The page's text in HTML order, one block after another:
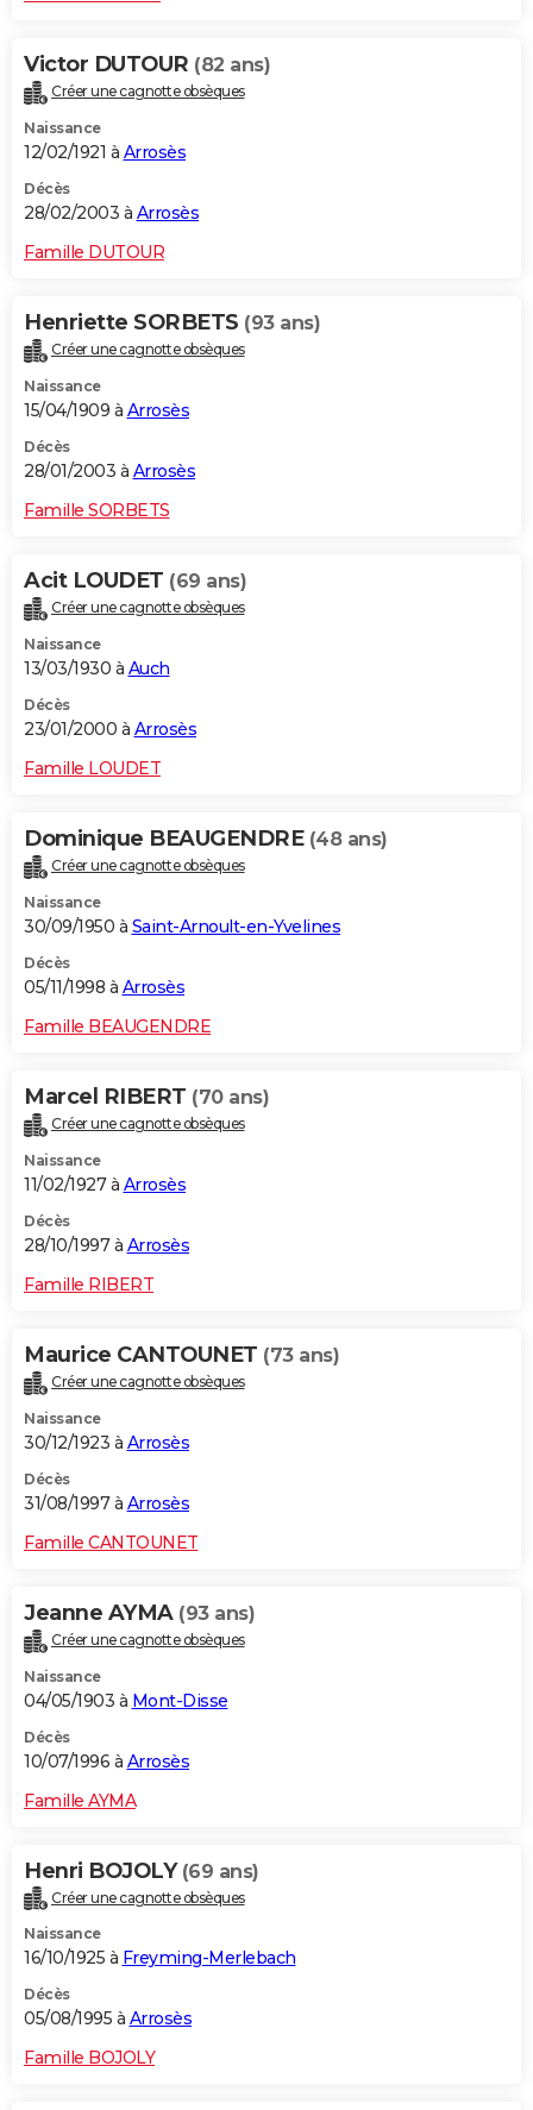
Victor DUTOUR (82 ans)
Créer une cagnotte obsèques
Naissance
12/02/1921 à Arrosès
Décès
28/02/2003 à Arrosès
Famille DUTOUR
Henriette SORBETS (93 ans)
Créer une cagnotte obsèques
Naissance
15/04/1909 à Arrosès
Décès
28/01/2003 à Arrosès
Famille SORBETS
Acit LOUDET (69 ans)
Créer une cagnotte obsèques
Naissance
13/03/1930 à Auch
Décès
23/01/2000 à Arrosès
Famille LOUDET
Dominique BEAUGENDRE (48 ans)
Créer une cagnotte obsèques
Naissance
30/09/1950 à Saint-Arnoult-en-Yvelines
Décès
05/11/1998 à Arrosès
Famille BEAUGENDRE
Marcel RIBERT (70 ans)
Créer une cagnotte obsèques
Naissance
11/02/1927 à Arrosès
Décès
28/10/1997 à Arrosès
Famille RIBERT
Maurice CANTOUNET (73 ans)
Créer une cagnotte obsèques
Naissance
30/12/1923 à Arrosès
Décès
31/08/1997 à Arrosès
Famille CANTOUNET
Jeanne AYMA (93 ans)
Créer une cagnotte obsèques
Naissance
04/05/1903 à Mont-Disse
Décès
10/07/1996 à Arrosès
Famille AYMA
Henri BOJOLY (69 ans)
Créer une cagnotte obsèques
Naissance
16/10/1925 à Freyming-Merlebach
Décès
05/08/1995 à Arrosès
Famille BOJOLY